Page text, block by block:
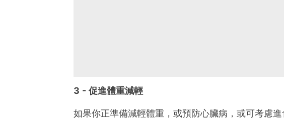
3 - 促進體重減輕
如果你正準備減輕體重，或預防心臟病，或可考慮